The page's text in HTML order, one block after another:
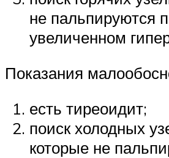
не пальпируются
увеличенном
Показания
есть тиреоидит;
поиск холодных
которые не